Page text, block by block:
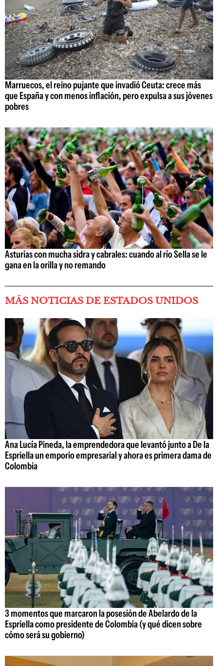
Marruecos, el reino pujante que invadió Ceuta: crece más
que España y con menos inflación, pero expulsa a sus jóvenes
pobres
Asturias con mucha sidra y cabrales: cuando al río Sella se le
gana en la orilla y no remando
MÁS NOTICIAS DE ESTADOS UNIDOS
Ana Lucía Pineda, la emprendedora que levantó junto a De la
Espriella un emporio empresarial y ahora es primera dama de
Colombia
3 momentos que marcaron la posesión de Abelardo de la
Espriella como presidente de Colombia (y qué dicen sobre
cómo será su gobierno)